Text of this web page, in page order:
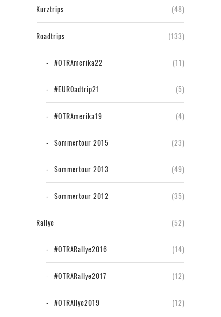
Kurztrips (48)
Roadtrips (133)
#OTRAmerika22 (11)
#EUROadtrip21 (5)
#OTRAmerika19 (4)
Sommertour 2015 (23)
Sommertour 2013 (49)
Sommertour 2012 (35)
Rallye (52)
#OTRARallye2016 (14)
#OTRARallye2017 (12)
#OTRAllye2019 (12)